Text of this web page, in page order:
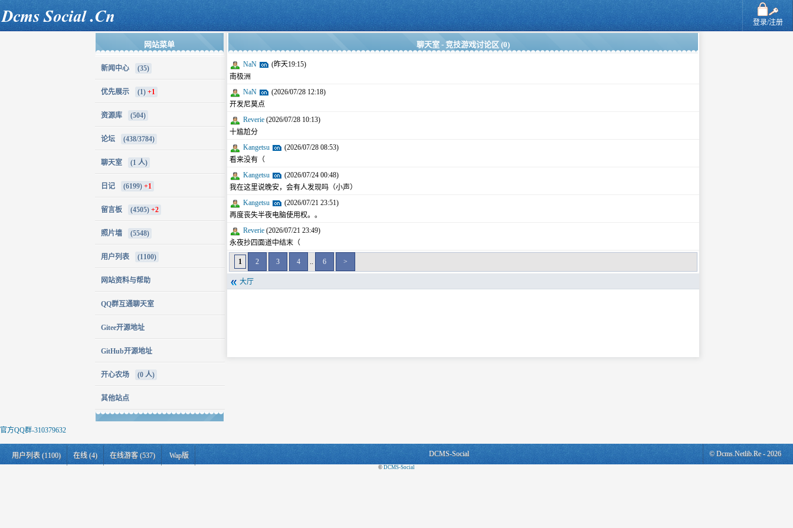
登录/注册
网站菜单
新闻中心 (35)
优先展示 (1) +1
资源库 (504)
论坛 (438/3784)
聊天室 (1 人)
日记 (6199) +1
留言板 (4505) +2
照片墙 (5548)
用户列表 (1100)
网站资料与帮助
QQ群互通聊天室
Gitee开源地址
GitHub开源地址
开心农场 (0 人)
其他站点
聊天室 - 竞技游戏讨论区 (0)
NaN
(昨天19:15)
南极洲
NaN
(2026/07/28 12:18)
开发尼莫点
Reverie(2026/07/28 10:13)
十尴尬分
Kangetsu
(2026/07/28 08:53)
看来没有（
Kangetsu
(2026/07/24 00:48)
我在这里说晚安，会有人发现吗（小声）
Kangetsu
(2026/07/21 23:51)
再度丧失半夜电脑使用权。。
Reverie(2026/07/21 23:49)
永夜抄四面道中结末（
1 2 3 4 .. 6 >
大厅
官方QQ群-310379632
用户列表 (1100) 在线 (4) 在线游客 (537) Wap版 © Dcms.netlib.re - 2026
DCMS-Social
© DCMS-Social